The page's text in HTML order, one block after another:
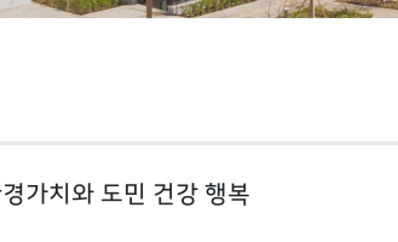
가치와 도민 건강 행복